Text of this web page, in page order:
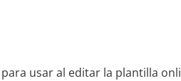
usar al editar la plantilla